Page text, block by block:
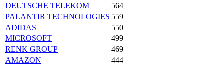
DEUTSCHE TELEKOM
564
PALANTIR TECHNOLOGIES 559
ADIDAS
550
MICROSOFT
499
RENK GROUP
469
AMAZON
444